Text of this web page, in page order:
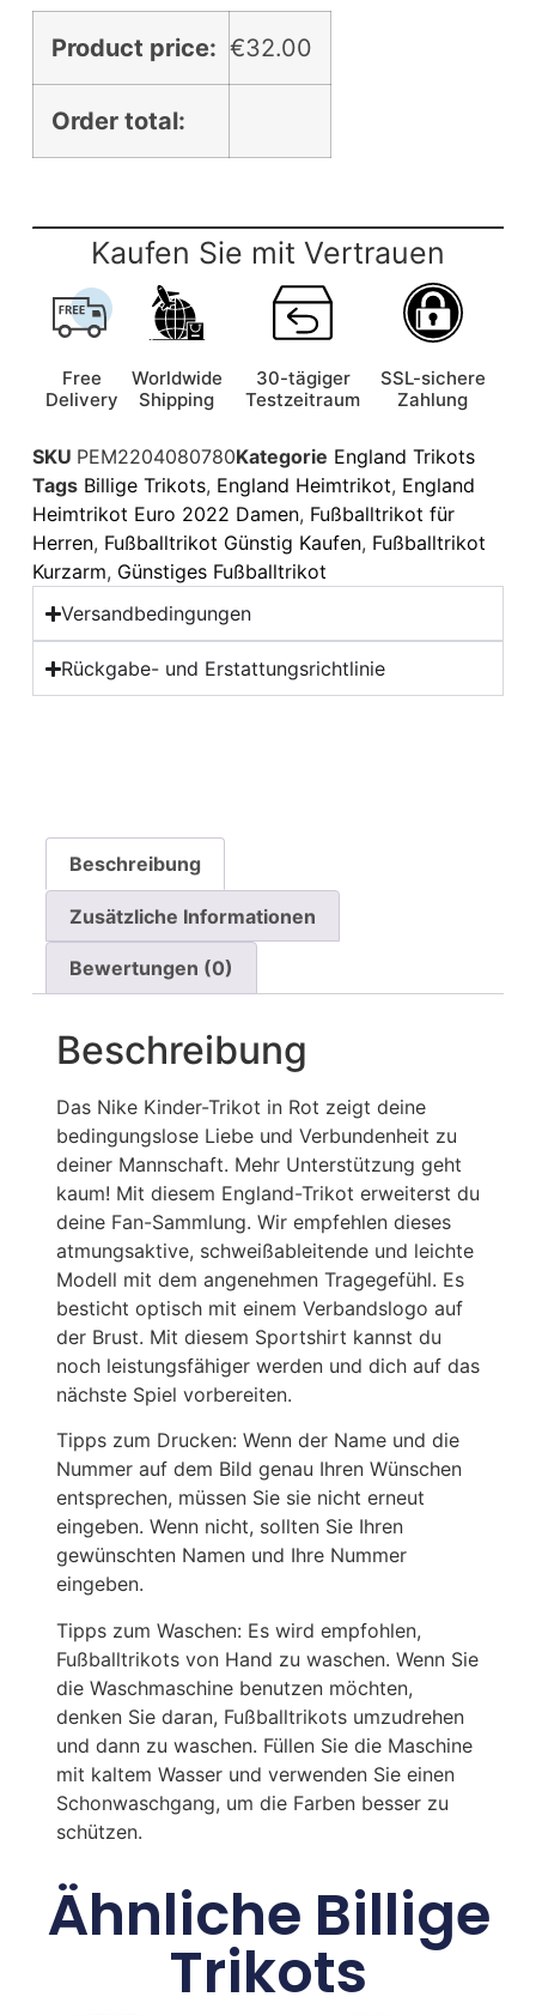
Product price: €32.00
Order total:
Kaufen Sie mit Vertrauen
Free
Delivery
Worldwide
Shipping
30-tägiger
Testzeitraum
SSL-sichere
Zahlung
SKU PEM2204080780Kategorie England Trikots
Tags Billige Trikots, England Heimtrikot, England
Heimtrikot Euro 2022 Damen, Fußballtrikot für
Herren, Fußballtrikot Günstig Kaufen, Fußballtrikot
Kurzarm, Günstiges Fußballtrikot
Versandbedingungen
Rückgabe- und Erstattungsrichtlinie
Beschreibung
Zusätzliche Informationen
Bewertungen (0)
Beschreibung
Das Nike Kinder-Trikot in Rot zeigt deine
bedingungslose Liebe und Verbundenheit zu
deiner Mannschaft. Mehr Unterstützung geht
kaum! Mit diesem England-Trikot erweiterst du
deine Fan-Sammlung. Wir empfehlen dieses
atmungsaktive, schweißableitende und leichte
Modell mit dem angenehmen Tragegefühl. Es
besticht optisch mit einem Verbandslogo auf
der Brust. Mit diesem Sportshirt kannst du
noch leistungsfähiger werden und dich auf das
nächste Spiel vorbereiten.
Tipps zum Drucken: Wenn der Name und die
Nummer auf dem Bild genau Ihren Wünschen
entsprechen, müssen Sie sie nicht erneut
eingeben. Wenn nicht, sollten Sie Ihren
gewünschten Namen und Ihre Nummer
eingeben.
Tipps zum Waschen: Es wird empfohlen,
Fußballtrikots von Hand zu waschen. Wenn Sie
die Waschmaschine benutzen möchten,
denken Sie daran, Fußballtrikots umzudrehen
und dann zu waschen. Füllen Sie die Maschine
mit kaltem Wasser und verwenden Sie einen
Schonwaschgang, um die Farben besser zu
schützen.
Ähnliche Billige
Trikots